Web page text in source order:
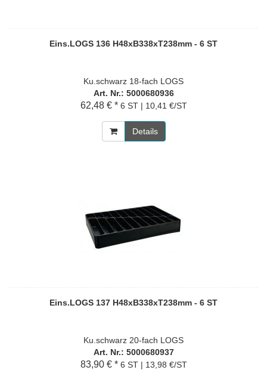
Eins.LOGS 136 H48xB338xT238mm - 6 ST
Ku.schwarz 18-fach LOGS
Art. Nr.: 5000680936
62,48 € * 6 ST | 10,41 €/ST
Details
Eins.LOGS 137 H48xB338xT238mm - 6 ST
Ku.schwarz 20-fach LOGS
Art. Nr.: 5000680937
83,90 € * 6 ST | 13,98 €/ST